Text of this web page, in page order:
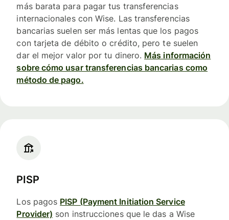
más barata para pagar tus transferencias
internacionales con Wise. Las transferencias
bancarias suelen ser más lentas que los pagos
con tarjeta de débito o crédito, pero te suelen
dar el mejor valor por tu dinero. Más información
sobre cómo usar transferencias bancarias como
método de pago.
PISP
Los pagos PISP (Payment Initiation Service
Provider) son instrucciones que le das a Wise